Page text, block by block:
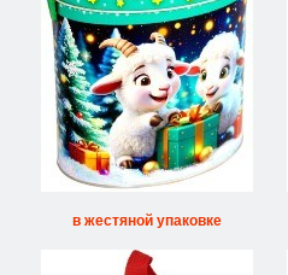
в жестяной упаковке